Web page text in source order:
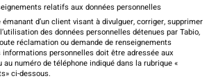
relatifs aux données personnelles
émanant d’un client visant à divulguer, corriger, supprimer
des données personnelles détenues par Tabio,
réclamation ou demande de renseignements
informations personnelles doit être adressée aux
au numéro de téléphone indiqué dans la rubrique «
ci-dessous.